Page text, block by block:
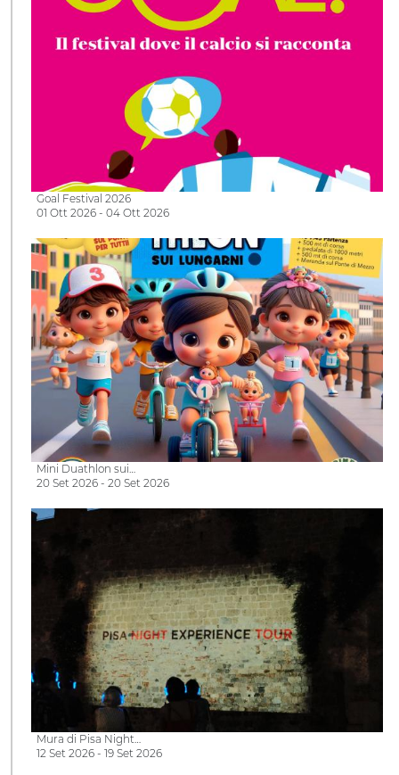
Goal Festival 2026
01 Ott 2026 - 04 Ott 2026
Mini Duathlon sui…
20 Set 2026 - 20 Set 2026
Mura di Pisa Night…
12 Set 2026 - 19 Set 2026